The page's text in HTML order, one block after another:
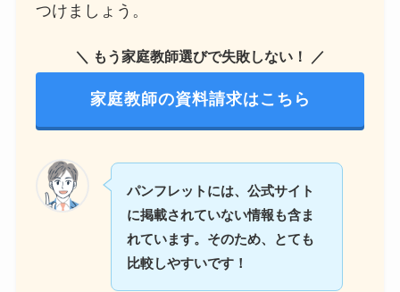
つけましょう。
＼ もう家庭教師選びで失敗しない！ ／
家庭教師の資料請求はこちら
パンフレットには、公式サイト
に掲載されていない情報も含ま
れています。そのため、とても
比較しやすいです！